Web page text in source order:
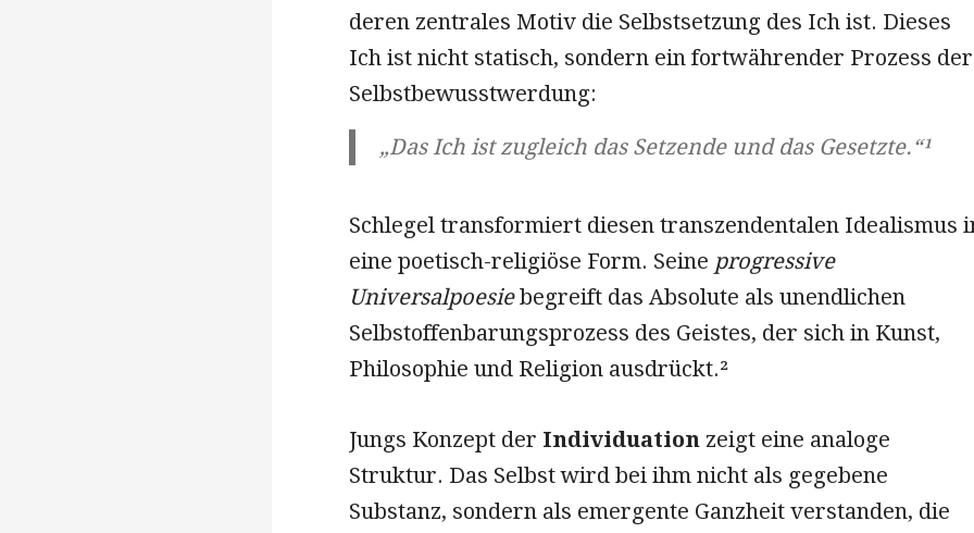
deren zentrales Motiv die Selbstsetzung des Ich ist. Dieses
Ich ist nicht statisch, sondern ein fortwährender Prozess der
Selbstbewusstwerdung:
„Das Ich ist zugleich das Setzende und das Gesetzte.“¹
Schlegel transformiert diesen transzendentalen Idealismus
eine poetisch-religiöse Form. Seine progressive
Universalpoesiebegreift das Absolute als unendlichen
Selbstoffenbarungsprozess des Geistes, der sich in Kunst,
Philosophie und Religion ausdrückt.²
Jungs Konzept der Individuation zeigt eine analoge
Struktur. Das Selbst wird bei ihm nicht als gegebene
Substanz, sondern als emergente Ganzheit verstanden, die